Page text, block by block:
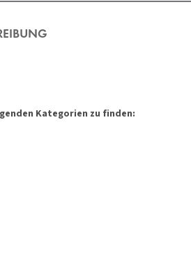
Kategorien zu finden: